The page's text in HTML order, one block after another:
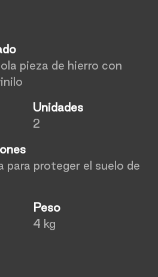
pieza de hierro con
Unidades
2
para proteger el suelo de
Peso
4 kg